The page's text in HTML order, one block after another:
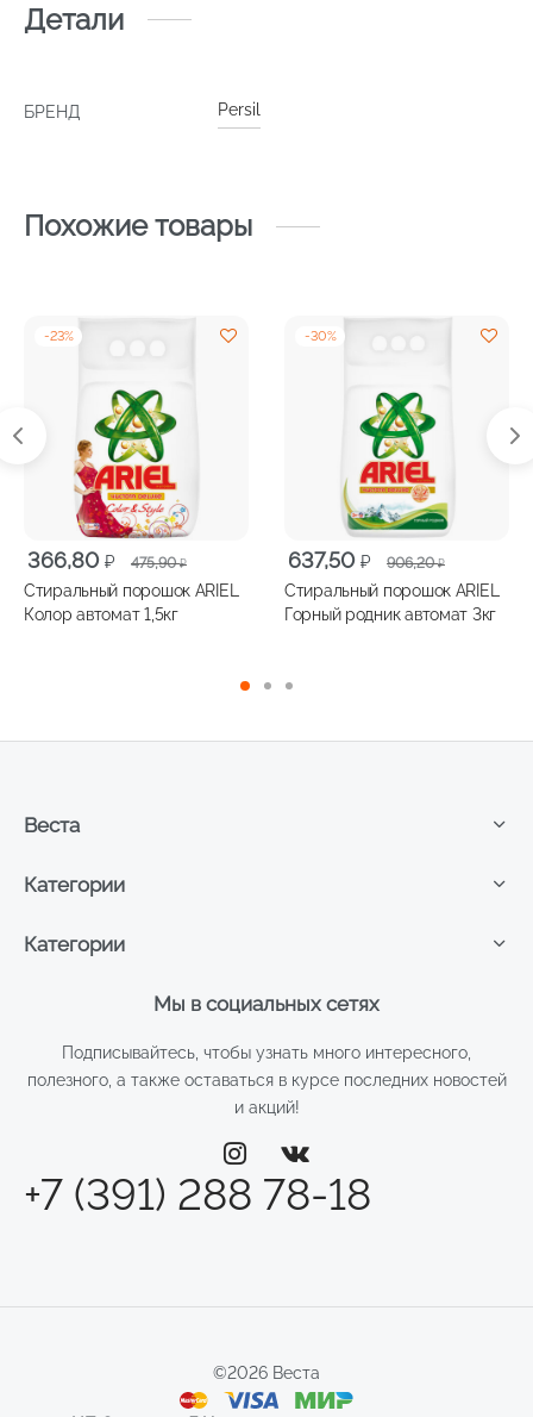
Детали
БРЕНД Persil
Похожие товары
-23%
475,90₽
Первоначальная
цена
составляла
366,80 ₽
Текущая
цена:
366,80 ₽.
Стиральный порошок ARIEL
Колор автомат 1,5кг
-30%
906,20₽
Первоначальная
цена
составляла
637,50 ₽
Текущая
цена:
637,50 ₽.
Стиральный порошок ARIEL
Горный родник автомат 3кг
Мы в социальных сетях
Подписывайтесь, чтобы узнать много интересного,
полезного, а также оставаться в курсе последних новостей
и акций!
+7 (391) 288 78-18
Категории
Категории
Веста
©2026 Веста